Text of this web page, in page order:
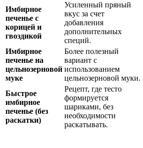
Имбирное
печенье с
корицей и
гвоздикой
Усиленный пряный
вкус за счет
добавления
дополнительных
специй.
Имбирное
печенье на
цельнозерновой
муке
Более полезный
вариант с
использованием
цельнозерновой муки.
Быстрое
имбирное
печенье (без
раскатки)
Рецепт, где тесто
формируется
шариками, без
необходимости
раскатывать.